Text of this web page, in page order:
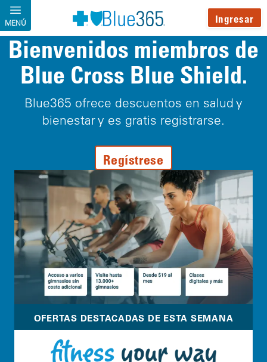
Pasar al contenido principal
MENÚ Ingresar
Bienvenidos miembros de
Blue Cross Blue Shield.
Blue365 ofrece descuentos en salud y
bienestar y es gratis registrarse.
Regístrese
OFERTAS DESTACADAS DE ESTA SEMANA